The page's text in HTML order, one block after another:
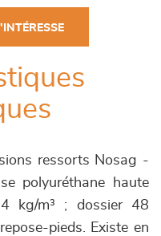
ressorts Nosag -
polyuréthane haute
kg/m³ ; dossier 48
pieds. Existe en